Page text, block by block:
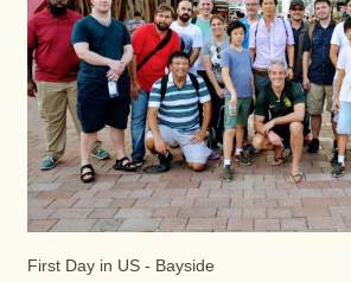
First Day in US - Bayside